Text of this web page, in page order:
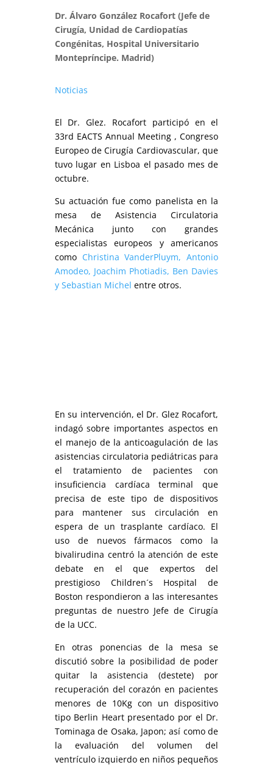
Dr. Álvaro González Rocafort (Jefe de
Cirugía, Unidad de Cardiopatías
Congénitas, Hospital Universitario
Montepríncipe. Madrid)
Noticias
El Dr. Glez. Rocafort participó en el
33rd EACTS Annual Meeting , Congreso
Europeo de Cirugía Cardiovascular, que
tuvo lugar en Lisboa el pasado mes de
octubre.
Su actuación fue como panelista en la
mesa de Asistencia Circulatoria
Mecánica junto con grandes
especialistas europeos y americanos
como Christina VanderPluym,Antonio
Amodeo, Joachim Photiadis, Ben Davies
y Sebastian Michel entre otros.
En su intervención, el Dr. Glez Rocafort,
indagó sobre importantes aspectos en
el manejo de la anticoagulación de las
asistencias circulatoria pediátricas para
el tratamiento de pacientes con
insuficiencia cardíaca terminal que
precisa de este tipo de dispositivos
para mantener sus circulación en
espera de un trasplante cardíaco. El
uso de nuevos fármacos como la
bivalirudina centró la atención de este
debate en el que expertos del
prestigioso Children´s Hospital de
Boston respondieron a las interesantes
preguntas de nuestro Jefe de Cirugía
de la UCC.
En otras ponencias de la mesa se
discutió sobre la posibilidad de poder
quitar la asistencia (destete) por
recuperación del corazón en pacientes
menores de 10Kg con un dispositivo
tipo Berlin Heart presentado por el Dr.
Tominaga de Osaka, Japon; así como de
la evaluación del volumen del
ventrículo izquierdo en niños pequeños